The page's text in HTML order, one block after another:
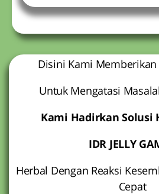
Disini Kami
Untuk Mengatasi
Kami Hadirkan Solusi
IDR JELLY
Herbal Dengan Reaksi
Cepat